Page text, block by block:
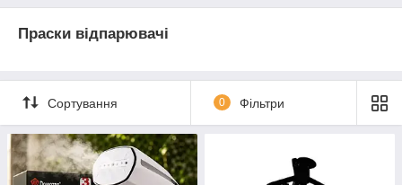
Праски відпарювачі
Сортування 0 Фільтри